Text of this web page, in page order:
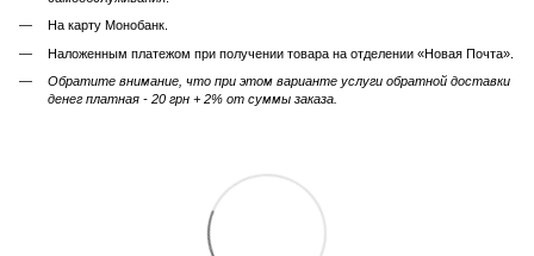
На карту Монобанк.
Наложенным платежом при получении товара на отделении «Новая Почта».
Обратите внимание, что при этом варианте услуги обратной доставки
денег платная - 20 грн + 2% от суммы заказа.